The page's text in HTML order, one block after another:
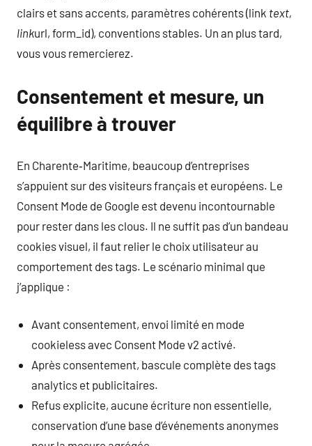
clairs et sans accents, paramètres cohérents (link text,
linkurl, form_id), conventions stables. Un an plus tard,
vous vous remercierez.
Consentement et mesure, un
équilibre à trouver
En Charente‑Maritime, beaucoup d’entreprises
s’appuient sur des visiteurs français et européens. Le
Consent Mode de Google est devenu incontournable
pour rester dans les clous. Il ne suffit pas d’un bandeau
cookies visuel, il faut relier le choix utilisateur au
comportement des tags. Le scénario minimal que
j’applique :
Avant consentement, envoi limité en mode
cookieless avec Consent Mode v2 activé.
Après consentement, bascule complète des tags
analytics et publicitaires.
Refus explicite, aucune écriture non essentielle,
conservation d’une base d’événements anonymes